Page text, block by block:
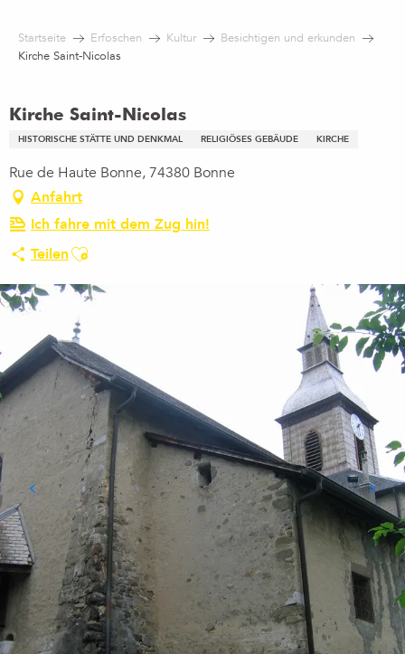
contenu
Startseite Erfoschen Kultur
Besichtigen und erkunden
Kirche Saint-Nicolas
Kirche Saint-Nicolas
HISTORISCHE STÄTTE UND DENKMAL RELIGIÖSES GEBÄUDE KIRCHE
Rue de Haute Bonne, 74380 Bonne
Anfahrt
Ich fahre mit dem Zug hin!
TeilenAjouter aux favoris